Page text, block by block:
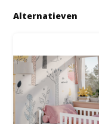
Alternatieven